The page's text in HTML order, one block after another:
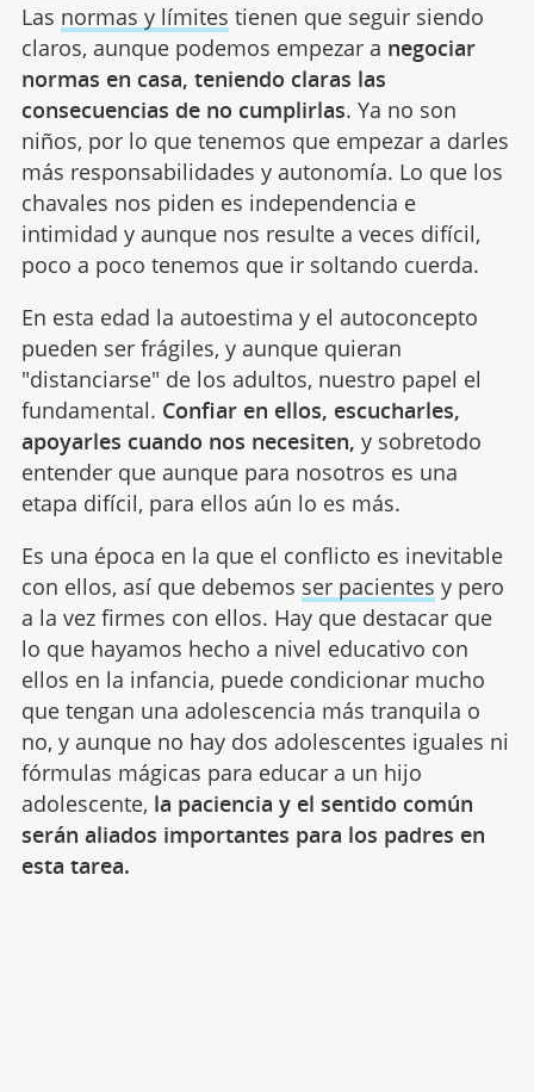
Las normas y límites tienen que seguir siendo
claros, aunque podemos empezar a negociar
normas en casa, teniendo claras las
consecuencias de no cumplirlas. Ya no son
niños, por lo que tenemos que empezar a darles
más responsabilidades y autonomía. Lo que los
chavales nos piden es independencia e
intimidad y aunque nos resulte a veces difícil,
poco a poco tenemos que ir soltando cuerda.
En esta edad la autoestima y el autoconcepto
pueden ser frágiles, y aunque quieran
"distanciarse" de los adultos, nuestro papel el
fundamental. Confiar en ellos, escucharles,
apoyarles cuando nos necesiten, y sobretodo
entender que aunque para nosotros es una
etapa difícil, para ellos aún lo es más.
Es una época en la que el conflicto es inevitable
con ellos, así que debemos ser pacientes y pero
a la vez firmes con ellos. Hay que destacar que
lo que hayamos hecho a nivel educativo con
ellos en la infancia, puede condicionar mucho
que tengan una adolescencia más tranquila o
no, y aunque no hay dos adolescentes iguales ni
fórmulas mágicas para educar a un hijo
adolescente, la paciencia y el sentido común
serán aliados importantes para los padres en
esta tarea.